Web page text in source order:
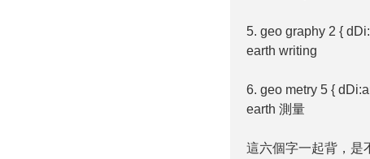
5. geo graphy 2 {
earth writing
6. geo metry 5 {
earth 測量
這六個字一起背，是